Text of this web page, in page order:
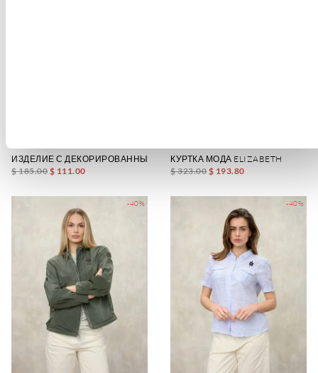
ИЗДЕЛИЕ С ДЕКОРИРОВАННЫМИ РУКАВАМИ HESTIA
$ 185.00 $ 111.00
КУРТКА МОДА ELIZABETH
$ 323.00 $ 193.80
-40% -40%